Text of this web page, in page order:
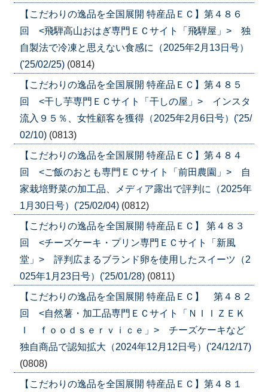
【こだわりの逸品を全国展開 特産品ＥＣ】第４８６
回 <飛騨高山おはぎ専門ＥＣサイト「飛騨屋」> 独
自製法で冷凍と思えない食感に（2025年2月13日号）
('25/02/25) (0814)
【こだわりの逸品を全国展開 特産品ＥＣ】第４８５
回 <干し芋専門ＥＣサイト「干しの屋」> インスタ
流入９５％、女性顧客を獲得（2025年2月6日号）('25/
02/10) (0813)
【こだわりの逸品を全国展開 特産品ＥＣ】第４８４
回 <ご飯のおとも専門ＥＣサイト「前田農園」> 自
家栽培野菜の加工品、メディア露出で評判に（2025年
1月30日号）('25/02/04) (0812)
【こだわりの逸品を全国展開 特産品ＥＣ】 第４８３
回 <チーズケーキ・プリン専門ＥＣサイト「新風
堂」> 評判広まるブランド卵を使用したスイーツ（2
025年1月23日号）('25/01/28) (0811)
【こだわりの逸品を全国展開 特産品ＥＣ】 第４８２
回 <自然薯・加工品専門ＥＣサイト「ＮＩＩＺＥＫ
Ｉ ｆｏｏｄｓｅｒｖｉｃｅ」> チーズケーキなど
独自商品で認知拡大（2024年12月12日号）('24/12/17)
(0808)
【こだわりの逸品を全国展開 特産品ＥＣ】第４８１